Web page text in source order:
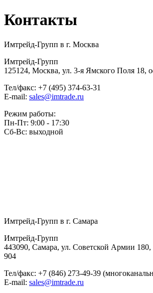
Контакты
Имтрейд-Групп в г. Москва
Имтрейд-Групп
125124, Москва, ул. 3-я Ямского Поля 18,
Тел/факс: +7 (495) 374-63-31
E-mail: sales@imtrade.ru
Режим работы:
Пн-Пт: 9:00 - 17:30
Сб-Вс: выходной
Имтрейд-Групп в г. Самара
Имтрейд-Групп
443090, Самара, ул. Советской Армии 180,
904
Тел/факс: +7 (846) 273-49-39
E-mail: sales@imtrade.ru